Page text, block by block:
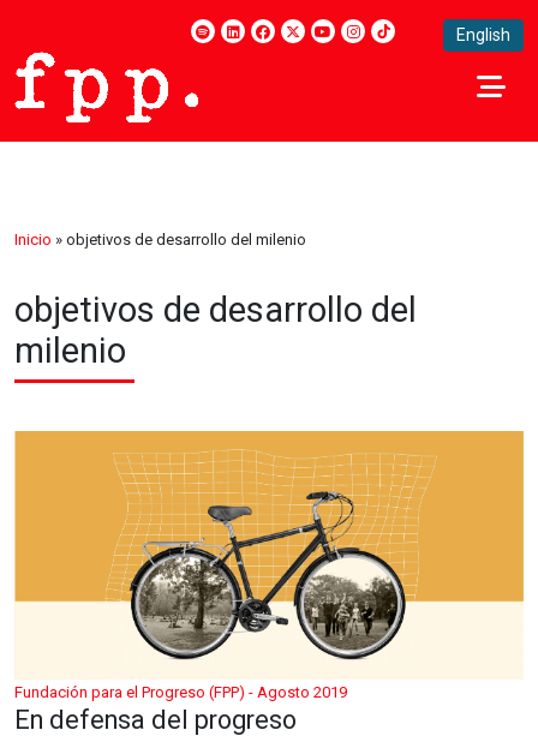
English
Inicio » objetivos de desarrollo del milenio
objetivos de desarrollo del
milenio
Fundación para el Progreso (FPP) - Agosto 2019
En defensa del progreso